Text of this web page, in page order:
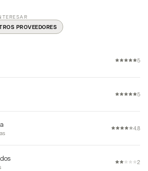
PROVEEDORES
5
5
4.8
2